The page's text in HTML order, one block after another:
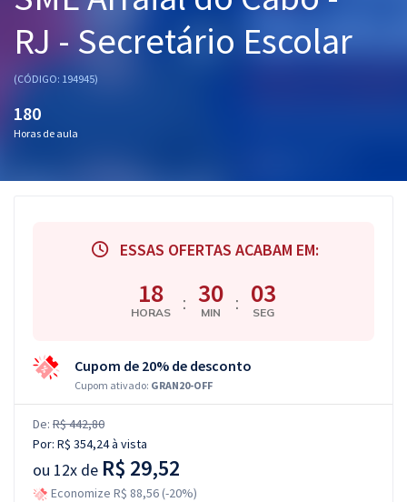
Graduação
Mentorias
RJ - Secretário Escolar
(CÓDIGO: 194945)
180
Horas de aula
ESSAS OFERTAS ACABAM EM:
18
HORAS : 30
MIN : 02
SEG
Cupom de 20% de desconto
Cupom ativado: GRAN20-OFF
De: R$ 442,80
Por: R$ 354,24à vista
ou 12x de R$ 29,52
Economize R$ 88,56 (-20%)